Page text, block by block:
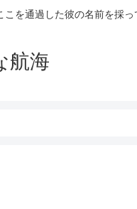
を通過した彼の名前を採
航海